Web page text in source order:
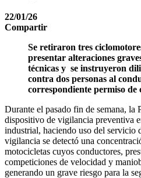
22/01/26
Compartir
Se retiraron tres
presentar alteraciones
técnicas y se instruyeron
contra dos personas al
correspondiente permiso de
Durante el pasado fin de semana,
dispositivo de vigilancia preventiva
industrial, haciendo uso del servicio
vigilancia se detectó una
motocicletas cuyos conductores,
competiciones de velocidad y
generando un grave riesgo para la